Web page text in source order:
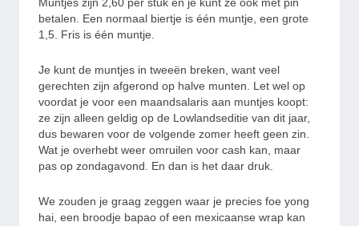
betalen. Een normaal biertje is één muntje, een grote
1,5. Fris is één muntje.
Je kunt de muntjes in tweeën breken, want veel
gerechten zijn afgerond op halve munten. Let wel op
voordat je voor een maandsalaris aan muntjes koopt:
ze zijn alleen geldig op de Lowlandseditie van dit jaar,
dus bewaren voor de volgende zomer heeft geen zin.
Wat je overhebt weer omruilen voor cash kan, maar
pas op zondagavond. En dan is het daar druk.
We zouden je graag zeggen waar je precies foe yong
hai, een broodje bapao of een mexicaanse wrap kan